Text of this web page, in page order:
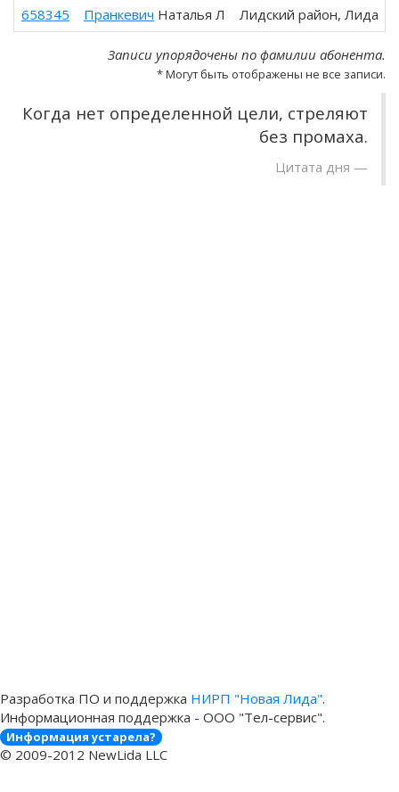
658345
Пранкевич Наталья Л Лидский район, Лида
Записи упорядочены по фамилии абонента.
* Могут быть отображены не все записи.
Когда нет определенной цели, стреляют
без промаха.
Цитата дня
Разработка ПО и поддержка НИРП "Новая Лида".
Информационная поддержка - ООО "Тел-сервис".
Информация устарела?
© 2009-2012 NewLida LLC